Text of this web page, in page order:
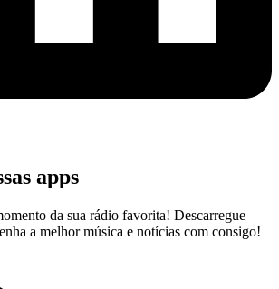
apps
da sua rádio favorita! Descarregue
a melhor música e notícias com consigo!